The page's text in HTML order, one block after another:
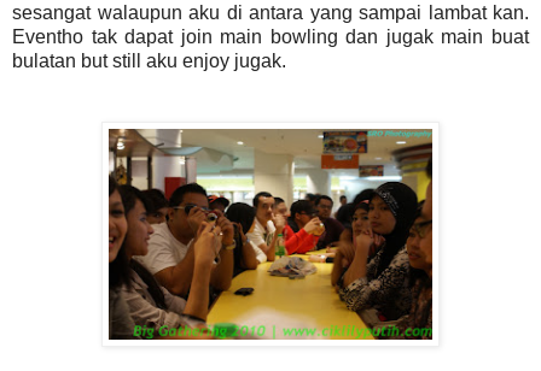
sesangat walaupun aku di antara yang sampai lambat kan.
Eventho tak dapat join main bowling dan jugak main buat
bulatan but still aku enjoy jugak.